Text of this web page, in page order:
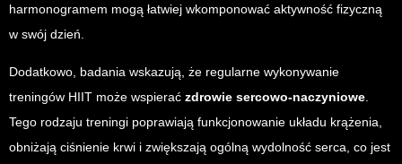
harmonogramem mogą łatwiej wkomponować aktywność fizyczną
w swój dzień.
Dodatkowo, badania wskazują, że regularne wykonywanie
treningów HIIT może wspierać zdrowie sercowo-naczyniowe
Tego rodzaju treningi poprawiają funkcjonowanie układu krążenia,
obniżają ciśnienie krwi i zwiększają ogólną wydolność serca, co jest